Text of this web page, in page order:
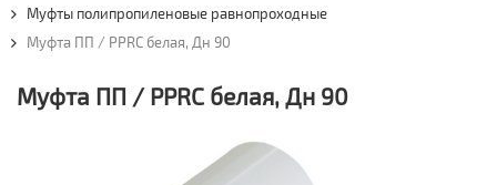
Муфты полипропиленовые равнопроходные
Муфта ПП / PPRC белая, Дн 90
Муфта ПП / PPRC белая, Дн 90